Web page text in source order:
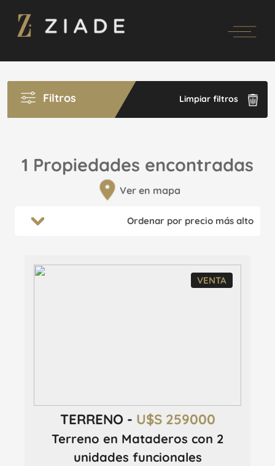
Filtros Limpiar filtros
1 Propiedades encontradas
Ver en mapa
VENTA
TERRENO - U$S 259000
Terreno en Mataderos con 2
unidades funcionales